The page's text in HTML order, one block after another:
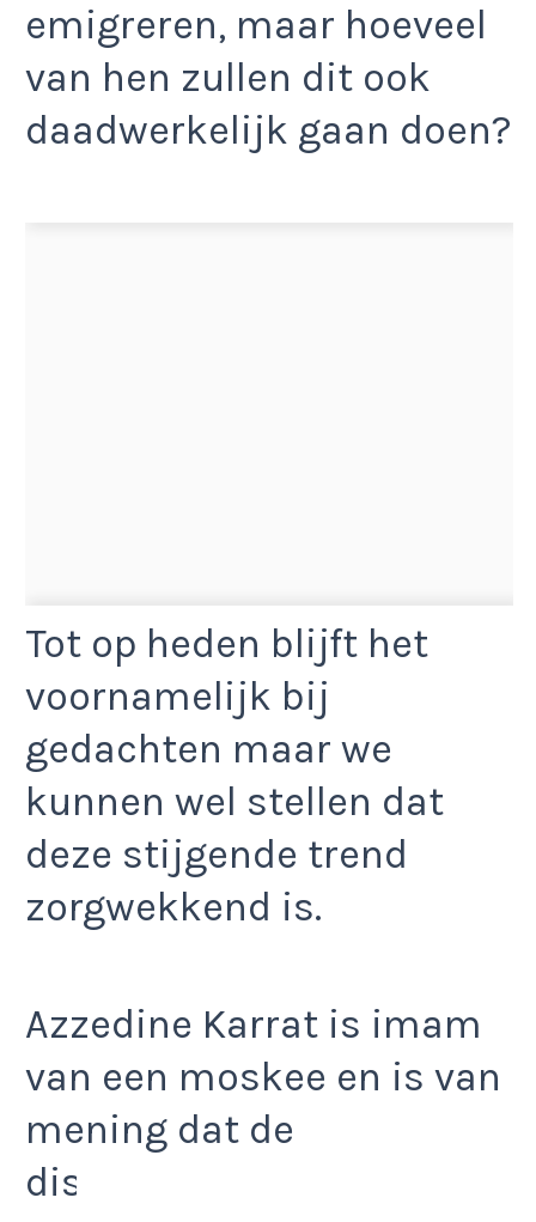
emigreren, maar hoeveel
van hen zullen dit ook
daadwerkelijk gaan doen?
Tot op heden blijft het
voornamelijk bij
gedachten maar we
kunnen wel stellen dat
deze stijgende trend
zorgwekkend is.
Azzedine Karrat is imam
van een moskee en is van
mening dat de
discriminatie tegen